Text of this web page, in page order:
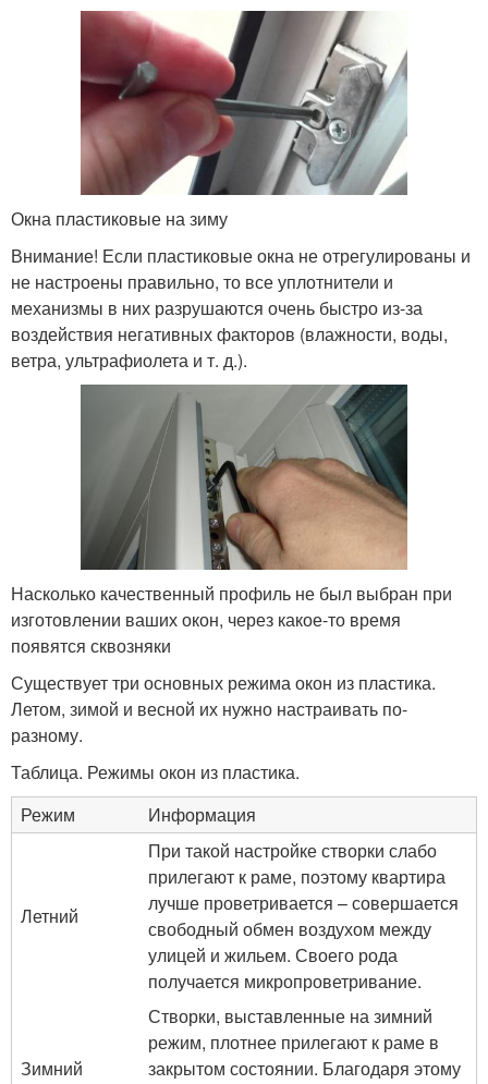
Окна пластиковые на зиму
Внимание! Если пластиковые окна не отрегулированы и
не настроены правильно, то все уплотнители и
механизмы в них разрушаются очень быстро из-за
воздействия негативных факторов (влажности, воды,
ветра, ультрафиолета и т. д.).
Насколько качественный профиль не был выбран при
изготовлении ваших окон, через какое-то время
появятся сквозняки
Существует три основных режима окон из пластика.
Летом, зимой и весной их нужно настраивать по-
разному.
Таблица. Режимы окон из пластика.
Режим
Информация
Летний
При такой настройке створки слабо
прилегают к раме, поэтому квартира
лучше проветривается – совершается
свободный обмен воздухом между
улицей и жильем. Своего рода
получается микропроветривание.
Зимний
Створки, выставленные на зимний
режим, плотнее прилегают к раме в
закрытом состоянии. Благодаря этому